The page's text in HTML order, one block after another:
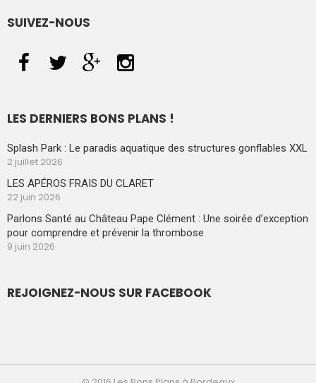
SUIVEZ-NOUS
LES DERNIERS BONS PLANS !
Splash Park : Le paradis aquatique des structures gonflables XXL
2 juillet 2026
LES APÉROS FRAIS DU CLARET
22 juin 2026
Parlons Santé au Château Pape Clément : Une soirée d’exception
pour comprendre et prévenir la thrombose
9 juin 2026
REJOIGNEZ-NOUS SUR FACEBOOK